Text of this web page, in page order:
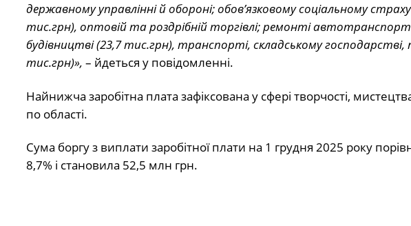
державному управлінні й обороні; обов’язковому соціальному
тис.грн), оптовій та роздрібній торгівлі; ремонті
будівництві (23,7 тис.грн), транспорті, складському господарстві,
тис.грн)», – йдеться у повідомленні.
Найнижча заробітна плата зафіксована у сфері творчості,
по області.
Сума боргу з виплати заробітної плати на 1 грудня 2025 року
8,7% і становила 52,5 млн грн.